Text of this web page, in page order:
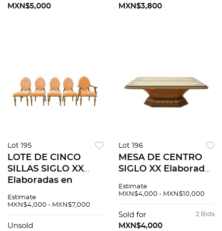
remate con acanto y
MXN$5,000
acantos y acanalado.
MXN$3,800
Lot 195
LOTE DE CINCO
SILLAS SIGLO XX
Elaboradas en
tapizado capitonado
con respaldo con
Estimate
MXN$4,000 - MXN$7,000
Unsold
Lot 196
MESA DE CENTRO
SIGLO XX Elaborada
cubierta de vidrio
molduras, detalles
de acantos y
Estimate
MXN$4,000 - MXN$10,000
2 Bids
Sold for
MXN$4,000